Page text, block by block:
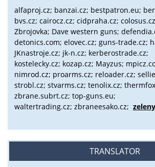
alfaproj.cz; banzai.cz; bestpatron.eu;
bvs.cz; cairocz.cz; cidpraha.cz;
Zbrojovka; Dave western guns;
detonics.com; elovec.cz; guns-trade.cz;
JKnastroje.cz; jk-n.cz; kerberostrade.cz;
kostelecky.cz; kozap.cz; Mayzus;
nimrod.cz; proarms.cz; reloader.cz;
strobl.cz; stvarms.cz; tenolix.cz;
zbrane.subrt.cz; top-guns.eu;
waltertrading.cz; zbraneesako.cz;
TRANSLATOR